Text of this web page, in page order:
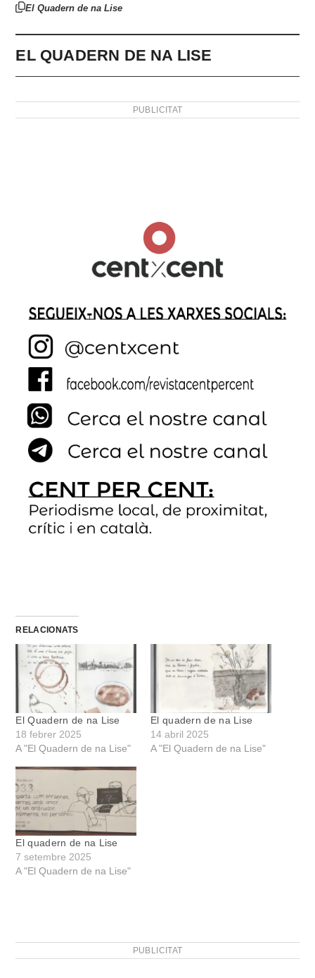
El Quadern de na Lise
EL QUADERN DE NA LISE
PUBLICITAT
RELACIONATS
El Quadern de na Lise
18 febrer 2025
A "El Quadern de na Lise"
El quadern de na Lise
14 abril 2025
A "El Quadern de na Lise"
El quadern de na Lise
7 setembre 2025
A "El Quadern de na Lise"
PUBLICITAT